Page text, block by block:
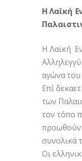
Η Λαϊκή
Η Λαϊκή
αγώνα του
Επί
των
τον τόπο
συνολικά
Οι